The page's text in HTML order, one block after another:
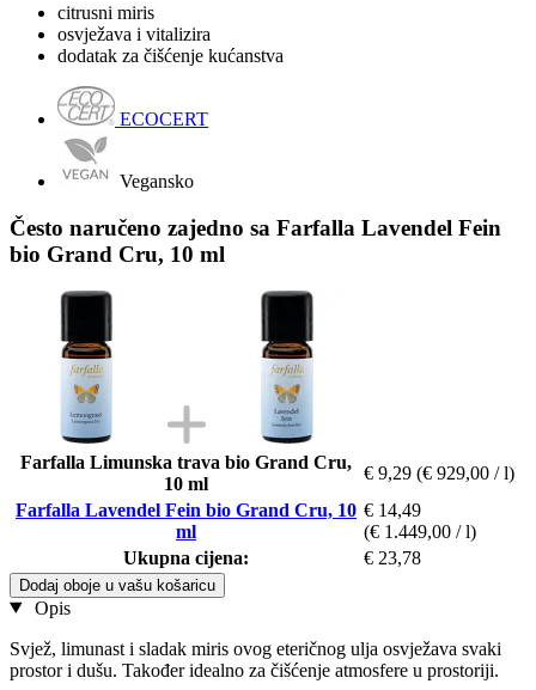
citrusni miris
osvježava i vitalizira
dodatak za čišćenje kućanstva
ECOCERT
Vegansko
Često naručeno zajedno sa Farfalla Lavendel Fein
bio Grand Cru, 10 ml
Farfalla Limunska trava bio Grand Cru,
10 ml
€ 9,29 (€ 929,00 / l)
Farfalla Lavendel Fein bio Grand Cru, 10
ml
€ 14,49
(€ 1.449,00 / l)
Ukupna cijena:
€ 23,78
Dodaj oboje u vašu košaricu
Opis
Svjež, limunast i sladak miris ovog eteričnog ulja osvježava svaki
prostor i dušu. Također idealno za čišćenje atmosfere u prostoriji.